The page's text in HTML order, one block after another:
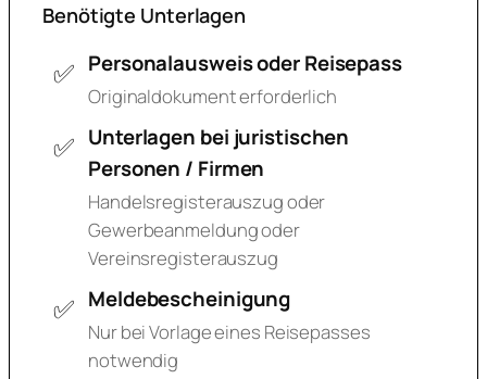
Benötigte Unterlagen
Personalausweis oder Reisepass
Originaldokument erforderlich
Unterlagen bei juristischen
Personen / Firmen
Handelsregisterauszug oder
Gewerbeanmeldung oder
Vereinsregisterauszug
Meldebescheinigung
Nur bei Vorlage eines Reisepasses
notwendig